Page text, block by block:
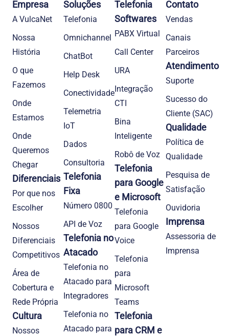
Empresa
A VulcaNet
Nossa
História
O que
Fazemos
Onde
Estamos
Onde
Queremos
Chegar
Diferenciais
Por que nos
Escolher
Nossos
Diferenciais
Competitivos
Área de
Cobertura e
Rede Própria
Cultura
Nossos
Soluções
Telefonia​
Omnichannel
ChatBot
Help Desk
Conectividade
Telemetria
IoT
Dados
Consultoria
Telefonia
Fixa
Número 0800
API de Voz
Telefonia no
Atacado
Telefonia no
Atacado para
Integradores
Telefonia no
Atacado para
Telefonia
Softwares
PABX Virtual
Call Center
URA
Integração
CTI
Bina
Inteligente
Robô de Voz
Telefonia
para Google
e Microsoft
Telefonia
para Google
Voice
Telefonia
para
Microsoft
Teams
Telefonia
para CRM e
Contato
Vendas
Canais
Parceiros
Atendimento
Suporte
Sucesso do
Cliente (SAC)
Qualidade
Política de
Qualidade
Pesquisa de
Satisfação
Ouvidoria
Imprensa
Assessoria de
Imprensa